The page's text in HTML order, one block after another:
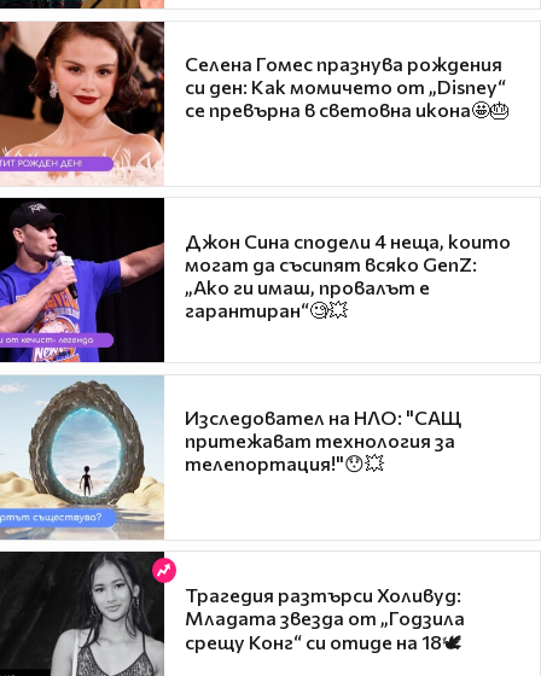
Селена Гомес празнува рождения
си ден: Как момичето от „Disney“
се превърна в световна икона🤩🎂
Джон Сина сподели 4 неща, които
могат да съсипят всяко GenZ:
„Ако ги имаш, провалът е
гарантиран“🧐💥
Изследовател на НЛО: "САЩ
притежават технология за
телепортация!"😯💥
Трагедия разтърси Холивуд:
Младата звезда от „Годзила
срещу Конг“ си отиде на 18🕊️